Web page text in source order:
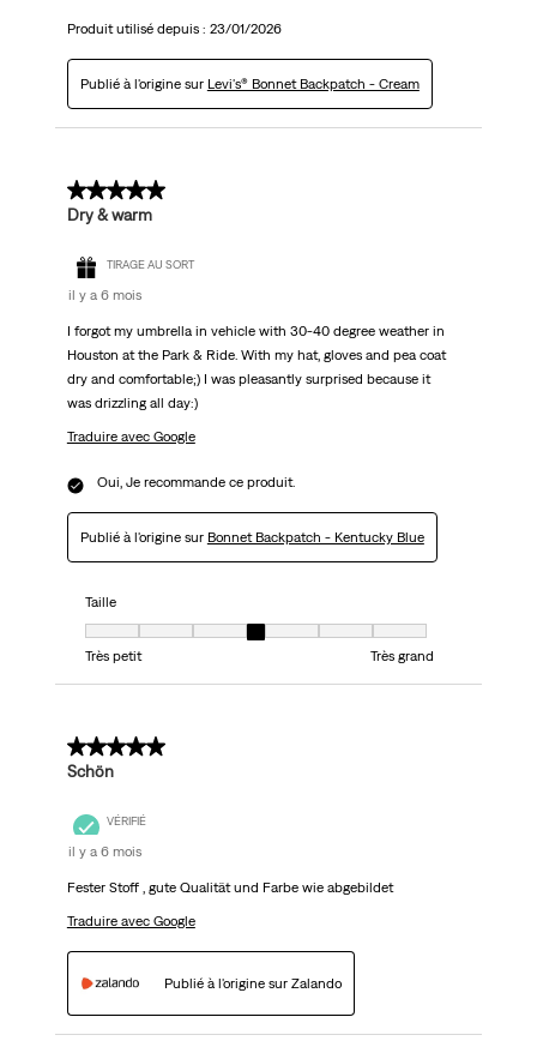
Produit utilisé depuis : 23/01/2026
Publié à l'origine sur Levi's® Bonnet Backpatch - Cream
5 sur 5 étoiles.
Dry & warm
TIRAGE AU SORT
il y a 6 mois
I forgot my umbrella in vehicle with 30-40 degree weather in
Houston at the Park & Ride. With my hat, gloves and pea coat
dry and comfortable;) I was pleasantly surprised because it
was drizzling all day:)
Traduire avec Google
Oui, Je recommande ce produit.
Publié à l'origine sur Bonnet Backpatch - Kentucky Blue
Taille
Taille, 4 sur 7, où 1 est égal à Très petit et 7 est égal à Très grand
Très petit
Très grand
5 sur 5 étoiles.
Schön
VÉRIFIÉ
il y a 6 mois
Fester Stoff , gute Qualität und Farbe wie abgebildet
Traduire avec Google
Publié à l'origine sur Zalando